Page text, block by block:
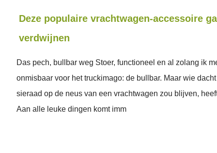
Deze populaire vrachtwagen-accessoire
verdwijnen
Das pech, bullbar weg Stoer, functioneel en al zolang ik
onmisbaar voor het truckimago: de bullbar. Maar wie
sieraad op de neus van een vrachtwagen zou blijven,
Aan alle leuke dingen komt imm